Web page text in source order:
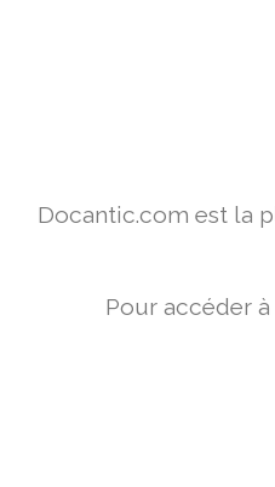
Docantic.com est la
Pour accéder